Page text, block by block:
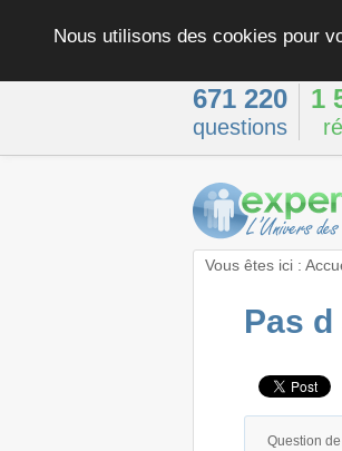
Nous utilisons des cookies pour
671 220
questions
1
Vous êtes ici :
Pas
Question de